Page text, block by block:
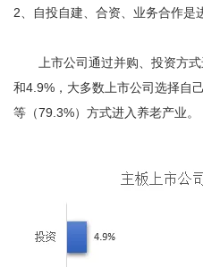
2、自投自建、合资、业务合作是
上市公司通过并购、投资方
和4.9%，大多数上市公司选择自
等（79.3%）方式进入养老产业。